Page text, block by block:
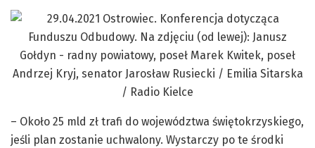
– Około 25 mld zł trafi do województwa świętokrzyskiego,
jeśli plan zostanie uchwalony. Wystarczy po te środki